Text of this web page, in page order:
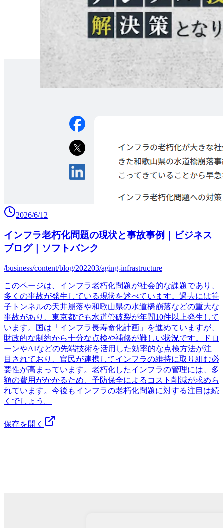
2026/6/12
インフラ老朽化問題の現状と事故事例｜ビジネス
ブログ｜ソフトバンク
/business/content/blog/202203/aging-infrastructure
このページは、インフラ老朽化問題が社会的な課題であり、
多くの事故が発生している現状を述べています。過去には笹
子トンネルの天井崩落や和歌山県の水道橋崩落などの重大な
事故があり、東京都でも水道管破裂が年間10件以上発生して
います。国は「インフラ長寿命化計画」を進めていますが、
財政的な制約から十分な点検や補修が難しい状況です。ドロ
ーンやAIなどの先端技術を活用した効率的な点検方法が注
目されており、官民が連携してインフラの維持に取り組む必
要性が高まっています。老朽化したインフラの管理には、多
額の費用がかかるため、予防保全によるコスト削減が求めら
れています。今後もインフラの老朽化問題に対する注目は続
くでしょう。
保存を開く